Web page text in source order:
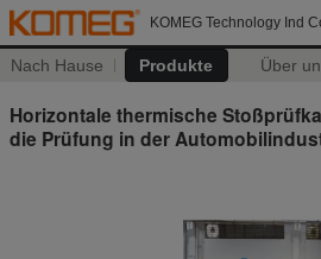
KOMEG Technology Ind
Nach Hause Produkte Über
Horizontale thermische
die Prüfung in der